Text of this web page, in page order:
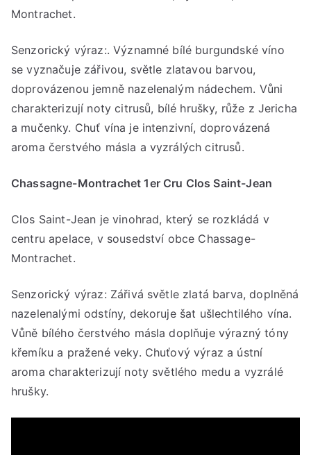
Montrachet.
Senzorický výraz:. Významné bílé burgundské víno
se vyznačuje zářivou, světle zlatavou barvou,
doprovázenou jemně nazelenalým nádechem. Vůni
charakterizují noty citrusů, bílé hrušky, růže z Jericha
a mučenky. Chuť vína je intenzivní, doprovázená
aroma čerstvého másla a vyzrálých citrusů.
Chassagne-Montrachet 1er Cru Clos Saint-Jean
Clos Saint-Jean je vinohrad, který se rozkládá v
centru apelace, v sousedství obce Chassage-
Montrachet.
Senzorický výraz: Zářivá světle zlatá barva, doplněná
nazelenalými odstíny, dekoruje šat ušlechtilého vína.
Vůně bílého čerstvého másla doplňuje výrazný tóny
křemíku a pražené veky. Chuťový výraz a ústní
aroma charakterizují noty světlého medu a vyzrálé
hrušky.